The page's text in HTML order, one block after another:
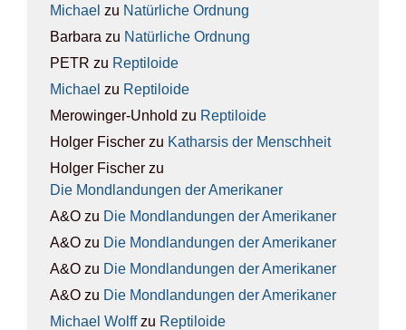
Michael zu Natür­li­che Ord­nung
Barbara zu Natür­li­che Ord­nung
PETR zu Rep­ti­lo­ide
Michael zu Rep­ti­lo­ide
Merowinger-Unhold zu Rep­ti­lo­ide
Holger Fischer zu Kathar­sis der Mensch­heit
Holger Fischer zu
Die Mond­lan­dun­gen der Ame­ri­ka­ner
A&O zu Die Mond­lan­dun­gen der Ame­ri­ka­ner
A&O zu Die Mond­lan­dun­gen der Ame­ri­ka­ner
A&O zu Die Mond­lan­dun­gen der Ame­ri­ka­ner
A&O zu Die Mond­lan­dun­gen der Ame­ri­ka­ner
Michael Wolffzu Rep­ti­lo­ide